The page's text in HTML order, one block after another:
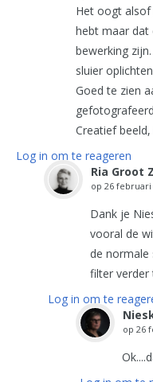
Het oogt
hebt maar dat
bewerking
sluier
Goed te zien
Creatief
Log in om te reageren
Ria Groot
op 26 februari
Dank je
vooral de
de normale
filter verder
Log in om te
op 26